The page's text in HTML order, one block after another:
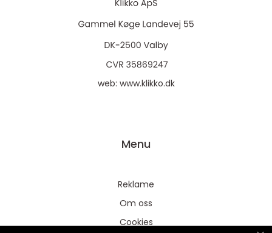
web: www.klikko.dk
Menu
Reklame
Om oss
Cookies